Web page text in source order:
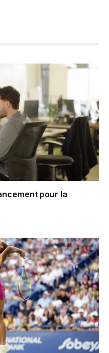
pour la